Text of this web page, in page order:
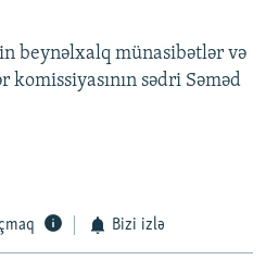
beynəlxalq münasibətlər və
komissiyasının sədri Səməd
Bizi izlə